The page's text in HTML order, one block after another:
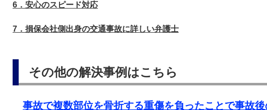
6．安心のスピード対応
7．損保会社側出身の交通事故に詳しい弁護士
その他の解決事例はこちら
事故で複数部位を骨折する重傷を負ったことで事故